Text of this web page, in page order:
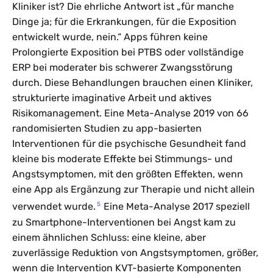
Kliniker ist? Die ehrliche Antwort ist „für manche
Dinge ja; für die Erkrankungen, für die Exposition
entwickelt wurde, nein.“ Apps führen keine
Prolongierte Exposition bei PTBS oder vollständige
ERP bei moderater bis schwerer Zwangsstörung
durch. Diese Behandlungen brauchen einen Kliniker,
strukturierte imaginative Arbeit und aktives
Risikomanagement. Eine Meta-Analyse 2019 von 66
randomisierten Studien zu app-basierten
Interventionen für die psychische Gesundheit fand
kleine bis moderate Effekte bei Stimmungs- und
Angstsymptomen, mit den größten Effekten, wenn
eine App als Ergänzung zur Therapie und nicht allein
verwendet wurde. 5 Eine Meta-Analyse 2017 speziell
zu Smartphone-Interventionen bei Angst kam zu
einem ähnlichen Schluss: eine kleine, aber
zuverlässige Reduktion von Angstsymptomen, größer,
wenn die Intervention KVT-basierte Komponenten